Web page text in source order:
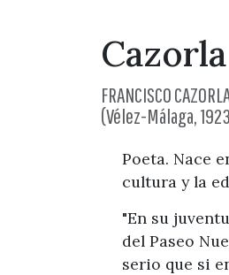
FRANCISCO
(Vélez-Málaga,
Poeta. Nace
cultura y la
"En su
del Paseo
serio que si